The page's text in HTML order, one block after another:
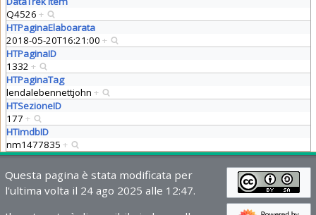
Q4526 +
HTPaginaElaboarata
2018-05-20T16:21:00 +
HTPaginaID
1332 +
HTPaginaTag
lendalebennettjohn +
HTSezioneID
177 +
HTimdbID
nm1477835 +
Questa pagina è stata modificata per
l'ultima volta il 24 ago 2025 alle 12:47.